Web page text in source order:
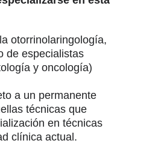
otorrinolaringología,
de especialistas
y oncología)
a un permanente
técnicas que
en técnicas
clínica actual.